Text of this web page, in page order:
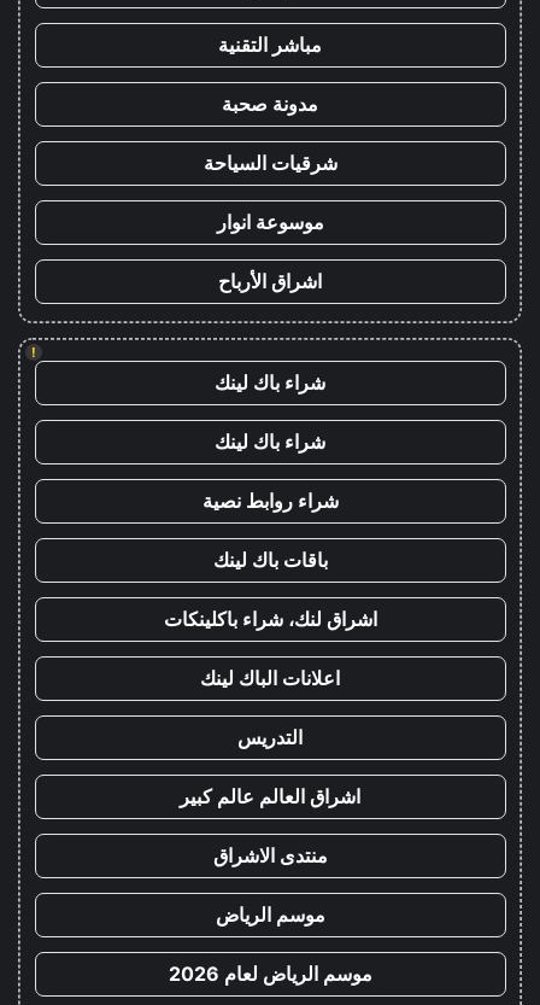
مباشر التقنية
مدونة صحبة
شرقيات السياحة
موسوعة انوار
اشراق الأرباح
!
شراء باك لينك
شراء باك لينك
شراء روابط نصية
باقات باك لينك
اشراق لنك، شراء باكلينكات
اعلانات الباك لينك
التدريس
اشراق العالم عالم كبير
منتدى الاشراق
موسم الرياض
موسم الرياض لعام 2026